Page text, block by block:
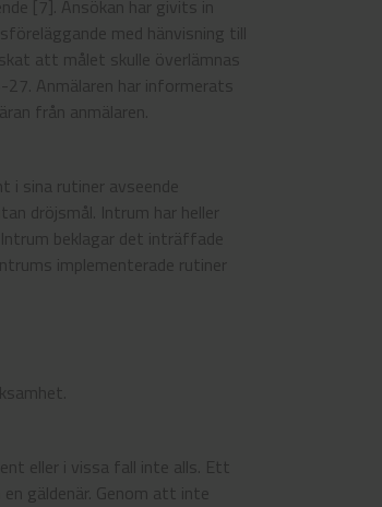
[7]. Ansökan har givits in
med hänvisning till
att målet skulle överlämnas
Anmälaren har informerats
från anmälaren.
i sina rutiner avseende
dröjsmål. Intrum har heller
beklagar det inträffade
implementerade rutiner
eller i vissa fall inte alls. Ett
gäldenär. Genom att inte